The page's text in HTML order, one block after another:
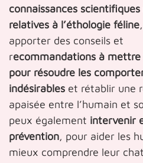
connaissances
relatives à l’éthologie féline
apporter des conseils et
recommandations à mettre
pour résoudre les
indésirables et rétablir une
apaisée entre l’humain et
peux également intervenir
prévention, pour aider les
mieux comprendre leur